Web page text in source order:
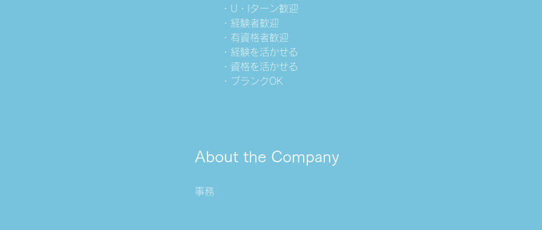
・U・Iターン歓迎
・経験者歓迎
・有資格者歓迎
・経験を活かせる
・資格を活かせる
・ブランクOK
About the Company
事務